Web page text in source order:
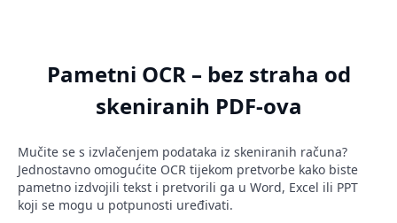
Pametni OCR – bez straha od
skeniranih PDF-ova
Mučite se s izvlačenjem podataka iz skeniranih računa?
Jednostavno omogućite OCR tijekom pretvorbe kako biste
pametno izdvojili tekst i pretvorili ga u Word, Excel ili PPT
koji se mogu u potpunosti uređivati.